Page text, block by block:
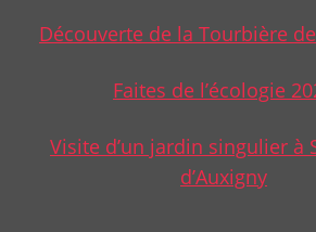
Découverte de la Tourbière
Faites de l’écologie
Visite d’un jardin singulier à
d’Auxigny